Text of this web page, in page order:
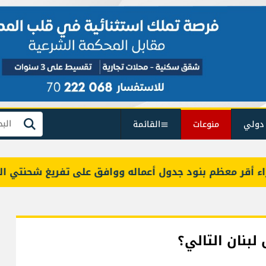
منوعات القائمة بحث
بنود جدول أعماله ووافق على تفريغ شحنتي البنزين
التالي؟